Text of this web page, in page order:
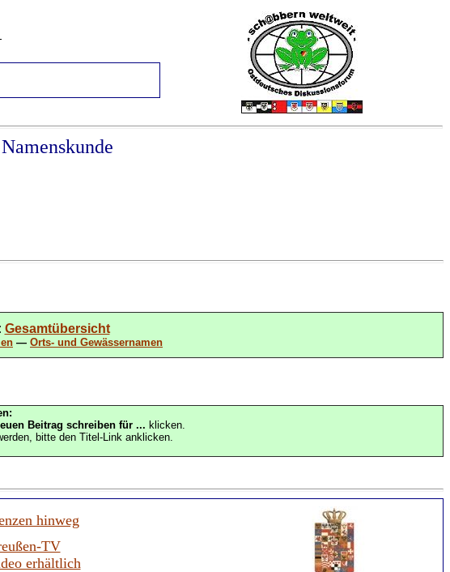
Gesamtübersicht
— Orts- und Gewässernamen
Beitrag schreiben für ... klicken.
bitte den Titel-Link anklicken.
hinweg
TV
erhältlich